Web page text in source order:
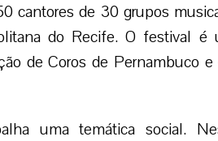
cantores de 30 grupos
do Recife. O festival é
de Coros de Pernambuco
uma temática social.